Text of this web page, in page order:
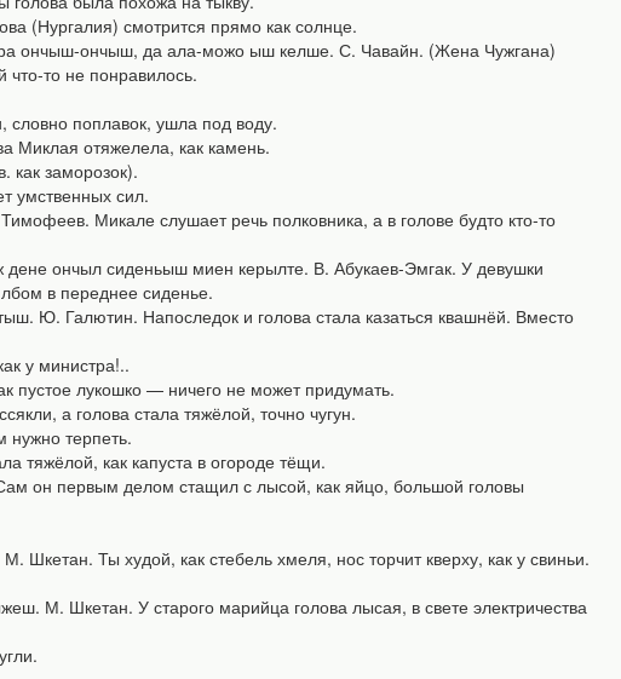
(Нургалия) смотрится прямо как солнце.
ончыш-ончыш, да ала-можо ыш келше. С. Чавайн. (Жена Чужгана)
что-то не понравилось.
поплавок, ушла под воду.
отяжелела, как камень.
заморозок).
умственных сил.
Микале слушает речь полковника, а в голове будто кто-то
ончыл сиденьыш миен керылте. В. Абукаев-Эмгак. У девушки
в переднее сиденье.
Ю. Галютин. Напоследок и голова стала казаться квашнёй. Вместо
у министра!..
лукошко — ничего не может придумать.
а голова стала тяжёлой, точно чугун.
терпеть.
тяжёлой, как капуста в огороде тёщи.
он первым делом стащил с лысой, как яйцо, большой головы
Ты худой, как стебель хмеля, нос торчит кверху, как у свиньи.
М. Шкетан. У старого марийца голова лысая, в свете электричества